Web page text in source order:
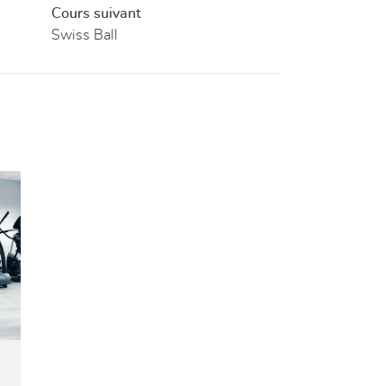
Cours suivant
Swiss Ball